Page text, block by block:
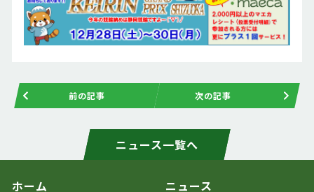
前の記事 次の記事
ニュース一覧へ
ホーム ニュース